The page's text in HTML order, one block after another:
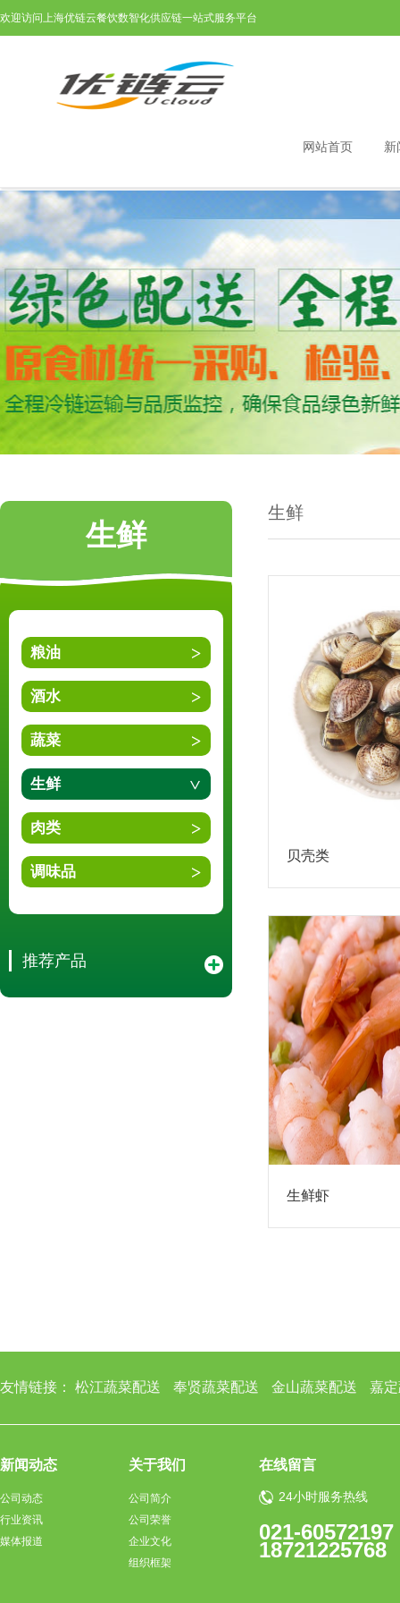
欢迎访问上海优链云餐饮数智化供应链一站式服务平台
网站首页 新
生鲜
粮油
酒水
蔬菜
生鲜
肉类
调味品
推荐产品
生鲜
贝壳类
生鲜虾
友情链接： 松江蔬菜配送 奉贤蔬菜配送 金山蔬菜配送 嘉
新闻动态
公司动态
行业资讯
媒体报道
关于我们
公司简介
公司荣誉
企业文化
组织框架
在线留言
24小时服务热线
021-60572197
18721225768